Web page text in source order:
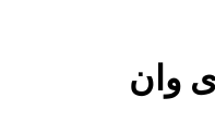
وان